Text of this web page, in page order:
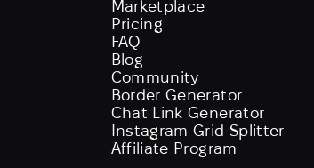
Marketplace
Pricing
FAQ
Blog
Community
Border Generator
Chat Link Generator
Instagram Grid Splitter
Affiliate Program